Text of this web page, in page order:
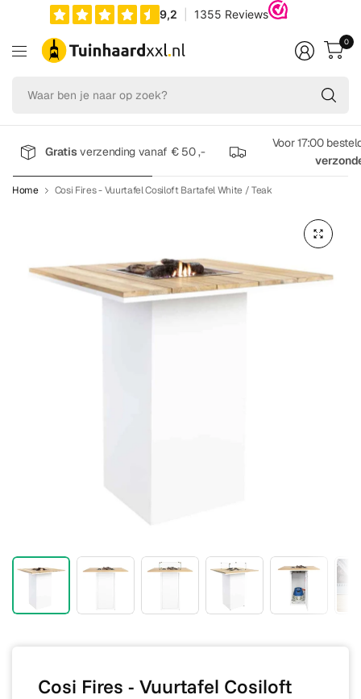
op
0
Gratisverzending vanaf € 50 ,-
Voor 17:00
Home Cosi Fires - Vuurtafel Cosiloft Bartafel White / Teak
Cosi Fires - Vuurtafel Cosiloft